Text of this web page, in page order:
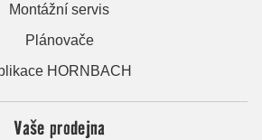
Montážní servis
Plánovače
HORNBACH
Vaše prodejna